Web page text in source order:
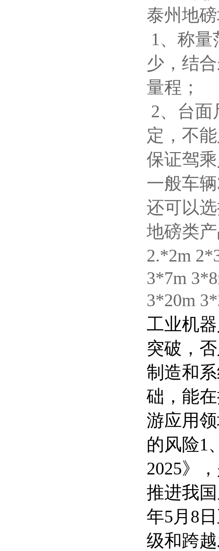
泰州地磅
1、称
少，结
量程；
2、台面
定，不
保证驾
一般车
还可以
地磅类
2.*2m
3*7m
3*20m
工业机
突破，
制造和
础，能
游应用
的风险1
2025》
推进我
年5月8
级和跨